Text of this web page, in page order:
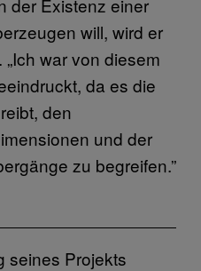
will, wird er
war von diesem
da es die
den
und der
zu begreifen.”
seines Projekts